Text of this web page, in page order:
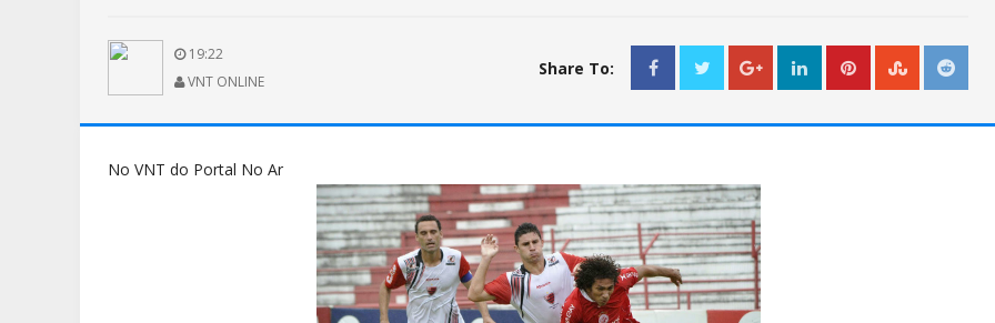
19:22
VNT ONLINE
Share To:
No VNT do Portal No Ar